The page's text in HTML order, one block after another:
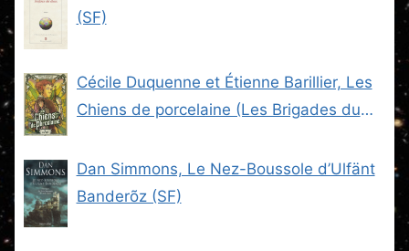
(SF)
Cécile Duquenne et Étienne Barillier, Les
Chiens de porcelaine (Les Brigades du
Dan Simmons, Le Nez-Boussole d’Ulfänt
Banderõz (SF)